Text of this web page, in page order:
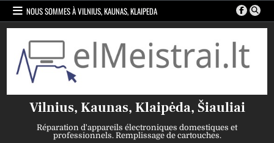
Skip
content
NOUS SOMMES À VILNIUS, KAUNAS, KLAIPEDA
Vilnius, Kaunas, Klaipėda, Šiauliai
Réparation d'appareils électroniques domestiques et
professionnels. Remplissage de cartouches.